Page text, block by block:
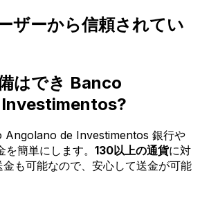
ザーから信頼されてい
はでき Banco
Angolano de Investimentos 銀行や
簡単にします。 130以上の通貨に対
金も可能なので、安心して送金が可能